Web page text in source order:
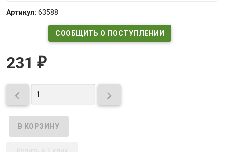
Артикул: 63588
СООБЩИТЬ О ПОСТУПЛЕНИИ
231 ₽
 